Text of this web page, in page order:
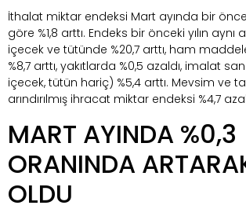
İthalat miktar endeksi Mart ayında bir
göre %1,8 arttı. Endeks bir önceki yılın aynı
içecek ve tütünde %20,7 arttı, ham
%8,7 arttı, yakıtlarda %0,5 azaldı, imalat
içecek, tütün hariç) %5,4 arttı. Mevsim ve
arındırılmış ihracat miktar endeksi %4,7
MART AYINDA %0,3
ORANINDA
OLDU